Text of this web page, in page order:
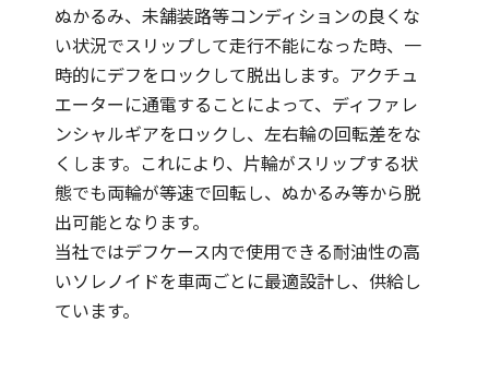
ぬかるみ、未舗装路等コンディションの良くな
い状況でスリップして走行不能になった時、一
時的にデフをロックして脱出します。アクチュ
エーターに通電することによって、ディファレ
ンシャルギアをロックし、左右輪の回転差をな
くします。これにより、片輪がスリップする状
態でも両輪が等速で回転し、ぬかるみ等から脱
出可能となります。
当社ではデフケース内で使用できる耐油性の高
いソレノイドを車両ごとに最適設計し、供給し
ています。